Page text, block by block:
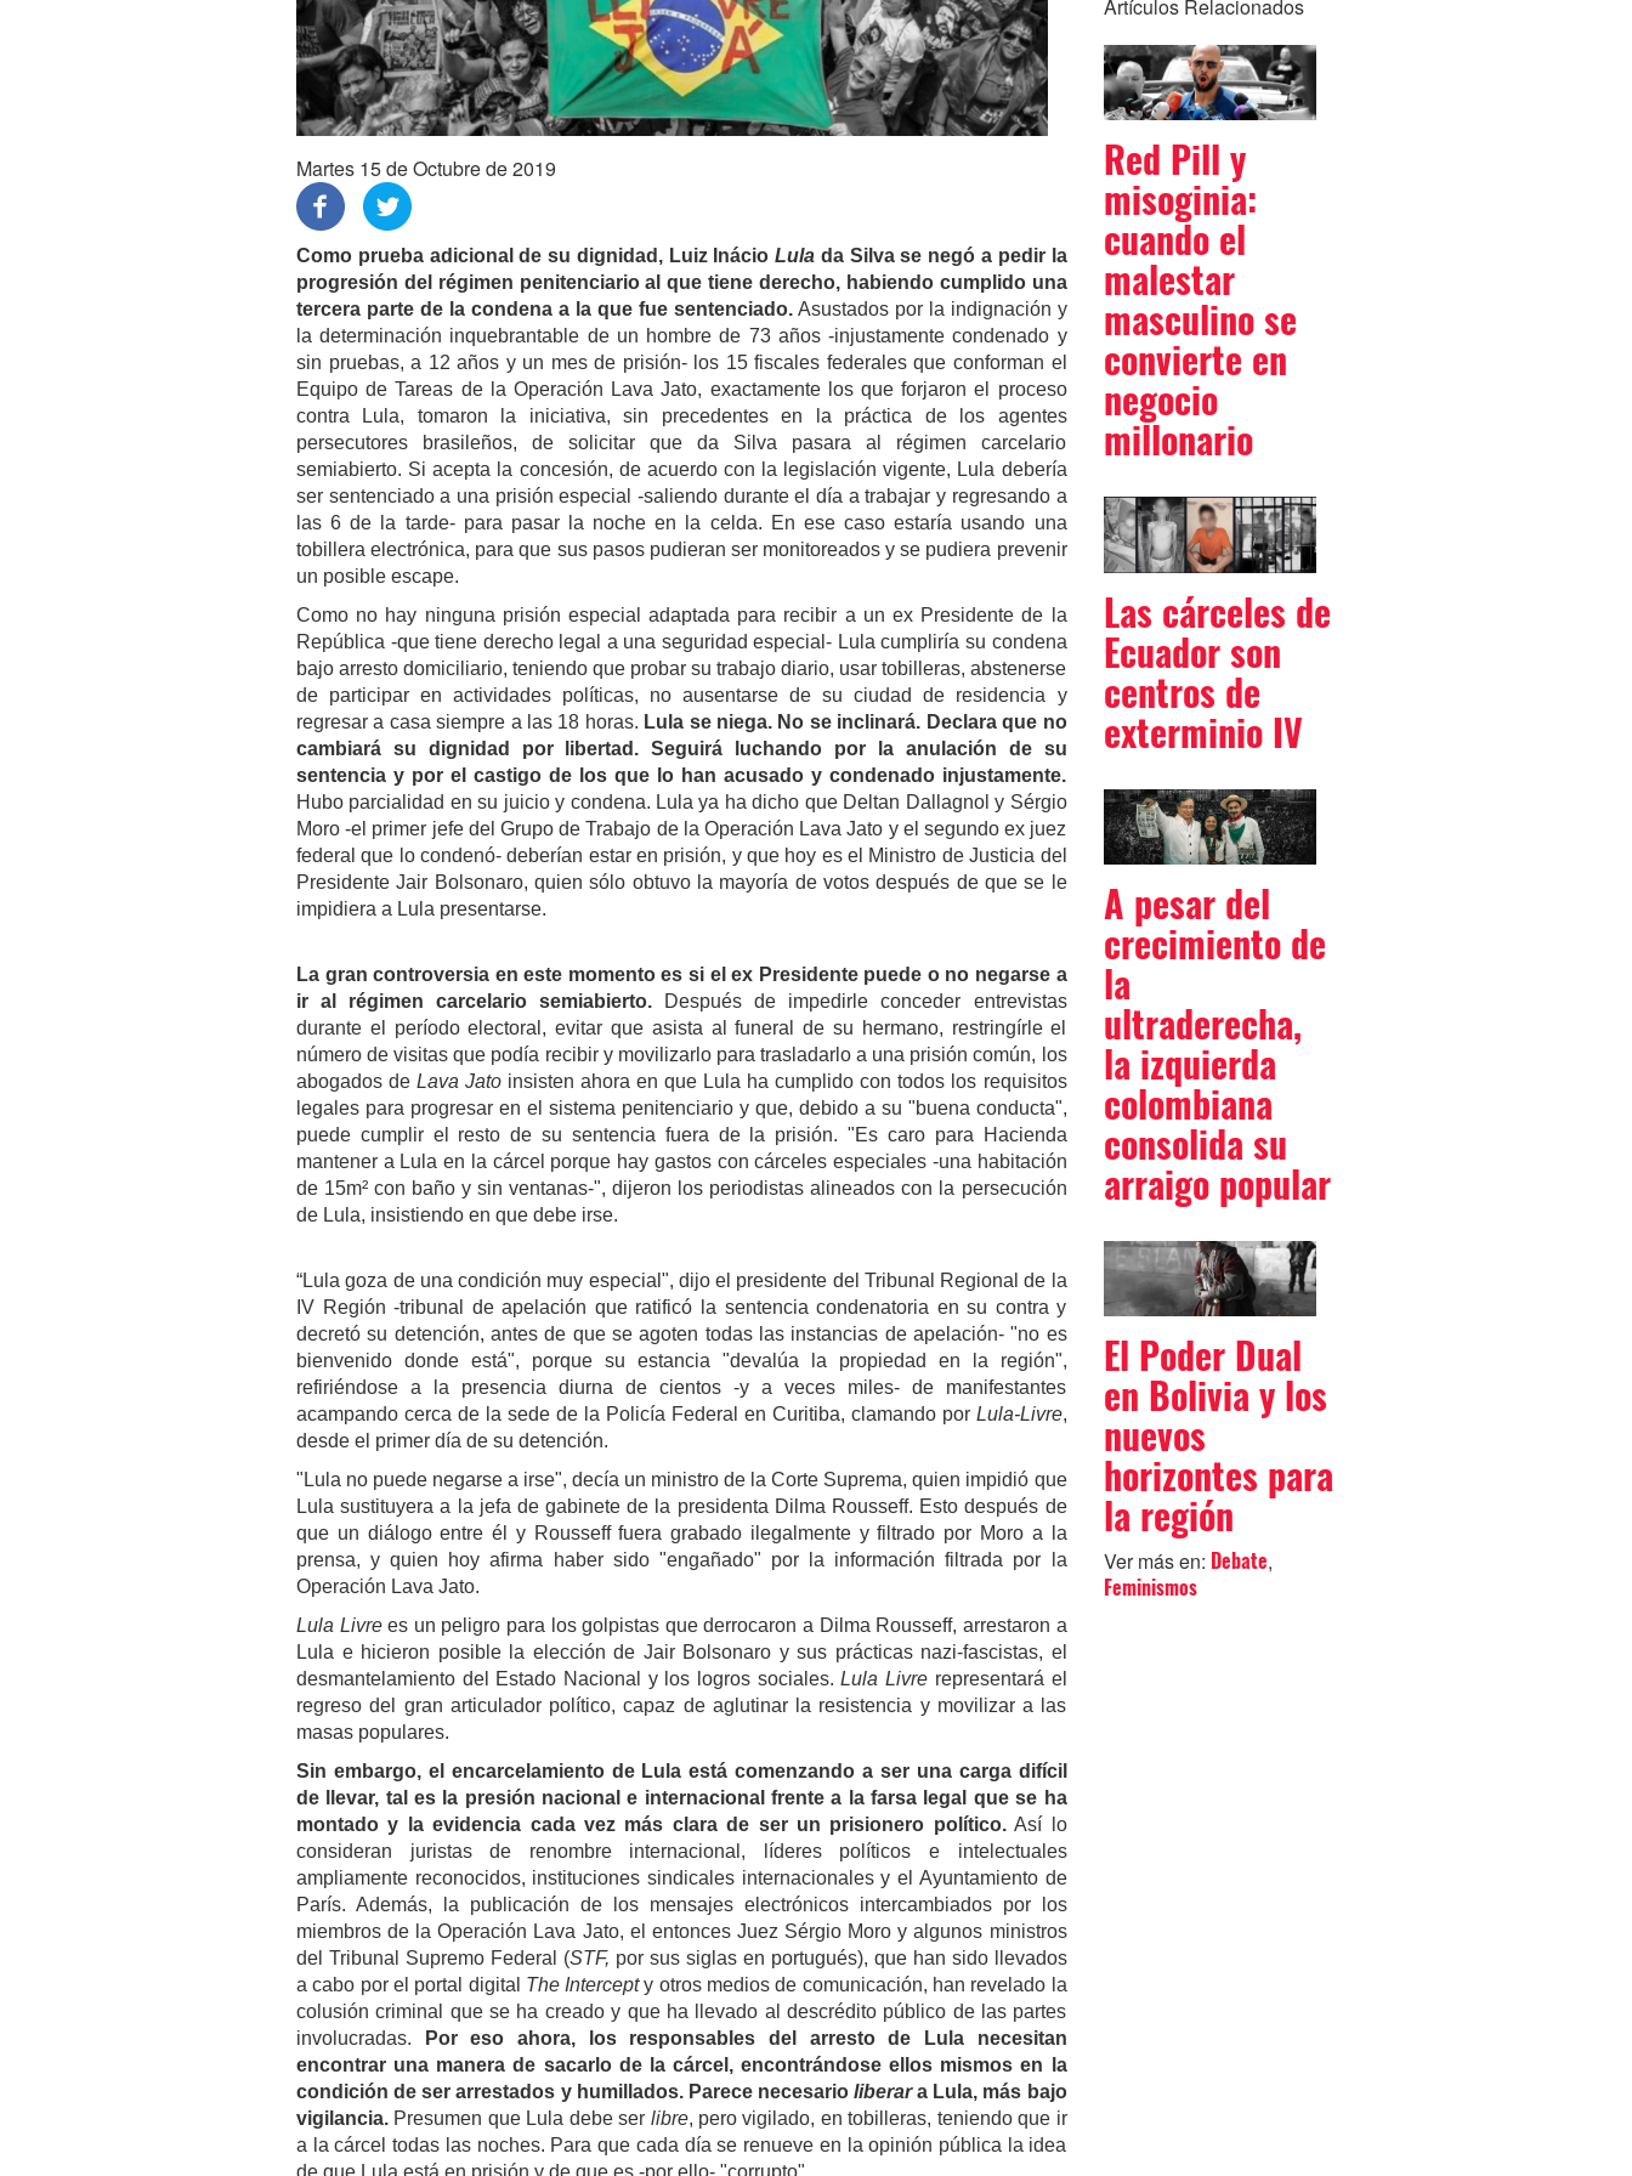
Martes 15 de Octubre de 2019
Como prueba adicional de su dignidad, Luiz InácioLula da Silvase negó a pedir la
progresión del régimen penitenciario al que tiene derecho, habiendo cumplido una
tercera parte de la condena a la que fue sentenciado.Asustados por la indignación y
la determinación inquebrantable de un hombre de 73 años -injustamente condenado y
sin pruebas, a 12 años y un mes de prisión- los 15 fiscales federales que conforman el
Equipo de Tareas de la Operación Lava Jato, exactamente los que forjaron el proceso
contra Lula, tomaron la iniciativa, sin precedentes en la práctica de los agentes
persecutores brasileños, de solicitar que da Silva pasara al régimen carcelario
semiabierto. Si acepta la concesión, de acuerdo con la legislación vigente, Lula debería
ser sentenciado a una prisión especial -saliendo durante el día a trabajar y regresando a
las 6 de la tarde- para pasar la noche en la celda. En ese caso estaría usando una
tobillera electrónica, para que sus pasos pudieran ser monitoreados y se pudiera prevenir
un posible escape.
Como no hay ninguna prisión especial adaptada para recibir a un ex Presidente de la
República -que tiene derecho legal a una seguridad especial- Lula cumpliría su condena
bajo arresto domiciliario, teniendo que probar su trabajo diario, usar tobilleras, abstenerse
de participar en actividades políticas, no ausentarse de su ciudad de residencia y
regresar a casa siempre a las 18 horas. Lula se niega. No se inclinará. Declara que no
cambiará su dignidad por libertad. Seguirá luchando por la anulación de su
sentencia y por el castigo de los que lo han acusado y condenado injustamente.
Hubo parcialidad en su juicio y condena. Lula ya ha dicho que Deltan Dallagnol y Sérgio
Moro -el primer jefe del Grupo de Trabajo de la Operación Lava Jato y el segundo ex juez
federal que lo condenó- deberían estar en prisión, y que hoy es el Ministro de Justicia del
Presidente Jair Bolsonaro, quien sólo obtuvo la mayoría de votos después de que se le
impidiera a Lula presentarse.
La gran controversia en este momento es si el ex Presidentepuede o no negarse a
ir al régimen carcelario semiabierto. Después de impedirle conceder entrevistas
durante el período electoral, evitar que asista al funeral de su hermano, restringírle el
número de visitas que podía recibir y movilizarlo para trasladarlo a una prisión común, los
abogados deLava Jato insisten ahora en que Lula ha cumplido con todos los requisitos
legales para progresar en el sistema penitenciario y que, debido a su "buena conducta",
puede cumplir el resto de su sentencia fuera de la prisión. "Es caro para Hacienda
mantener a Lula en la cárcel porque hay gastos con cárceles especiales -una habitación
de 15m² con baño y sin ventanas-", dijeron los periodistas alineados con la persecución
de Lula, insistiendo en que debe irse.
“Lula goza de una condición muy especial", dijo el presidente del Tribunal Regional de la
IV Región -tribunal de apelación que ratificó la sentencia condenatoria en su contra y
decretó su detención, antes de que se agoten todas las instancias de apelación- "no es
bienvenido donde está", porque su estancia "devalúa la propiedad en la región",
refiriéndose a la presencia diurna de cientos -y a veces miles- de manifestantes
acampando cerca de la sede de la Policía Federal en Curitiba, clamando por Lula-Livre,
desde el primer día de su detención.
" Lula no puede negarse a irse", decía un ministro de la Corte Suprema, quien impidió que
Lula sustituyera a la jefa de gabinete de la presidenta Dilma Rousseff. Esto después de
que un diálogo entreél
y Rousseff fuera grabado ilegalmente y filtrado por Moro a la
prensa, y quien hoy afirma haber sido "engañado" por la información filtrada por la
Operación Lava Jato.
Lula Livrees un peligro para los golpistas que derrocaron a Dilma Rousseff, arrestaron a
Lula e hicieron posible la elección de Jair Bolsonaro y sus prácticas nazi-fascistas, el
desmantelamiento del Estado Nacional y los logros sociales.Lula Livre representará el
regreso del gran articulador político, capaz de aglutinar la resistencia y movilizar a las
masas populares.
Sin embargo, el encarcelamiento de Lula está comenzando a ser una carga difícil
de llevar, tal es la presión nacional e internacional frente a la farsa legal que se ha
montado y la evidencia cada vez más clara de ser un prisionero político.Así lo
consideran juristas de renombre internacional, líderes políticos e intelectuales
ampliamente reconocidos, instituciones sindicales internacionales y el Ayuntamiento de
París. Además, la publicación de los mensajes electrónicos intercambiados por los
miembros de la Operación Lava Jato, el entonces Juez Sérgio Moro y algunos ministros
del Tribunal Supremo Federal (STF, por sus siglas en portugués), que han sido llevados
a cabo por el portal digital The Intercepty otros medios de comunicación, han revelado la
colusión criminal que se ha creado y que ha llevado al descrédito público de las partes
involucradas. Por eso ahora, los responsables del arresto de Lulanecesitan
encontrar una manera de sacarlo de la cárcel, encontrándose ellos mismos en la
condición de ser arrestados y humillados. Parece necesario liberara Lula, más bajo
vigilancia. Presumen que Lula debe ser libre, pero vigilado, en tobilleras, teniendo que ir
a la cárcel todas las noches. Para que cada día se renueve en la opinión pública la idea
de que Lula está en prisión y de que es -por ello- "corrupto".
Artículos Relacionados
Red Pill y
misoginia:
cuando el
malestar
masculino se
convierte en
negocio
millonario
Las cárceles de
Ecuador son
centros de
exterminio IV
A pesar del
crecimiento de
la
ultraderecha,
la izquierda
colombiana
consolida su
arraigo popular
El Poder Dual
en Bolivia y los
nuevos
horizontes para
la región
Ver más en: Debate,
Feminismos